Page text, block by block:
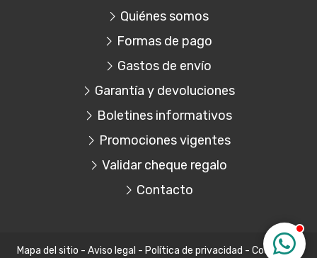
Quiénes somos
Formas de pago
Gastos de envío
Garantía y devoluciones
Boletines informativos
Promociones vigentes
Validar cheque regalo
Contacto
Mapa del sitio - Aviso legal - Política de privacidad - Cookies-